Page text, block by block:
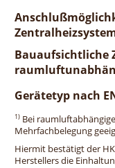
Bauaufsichtliche
Gerätetyp nach
1) Bei
Mehrfachbelegung
Hiermit bestätigt der
Herstellers die